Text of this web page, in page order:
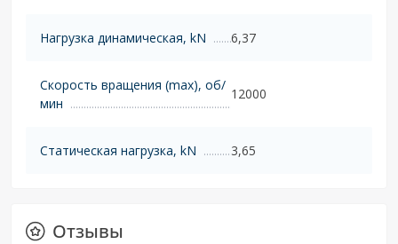
Нагрузка динамическая, kN 6,37
Скорость вращения (max), об/
мин
12000
Статическая нагрузка, kN 3,65
Отзывы